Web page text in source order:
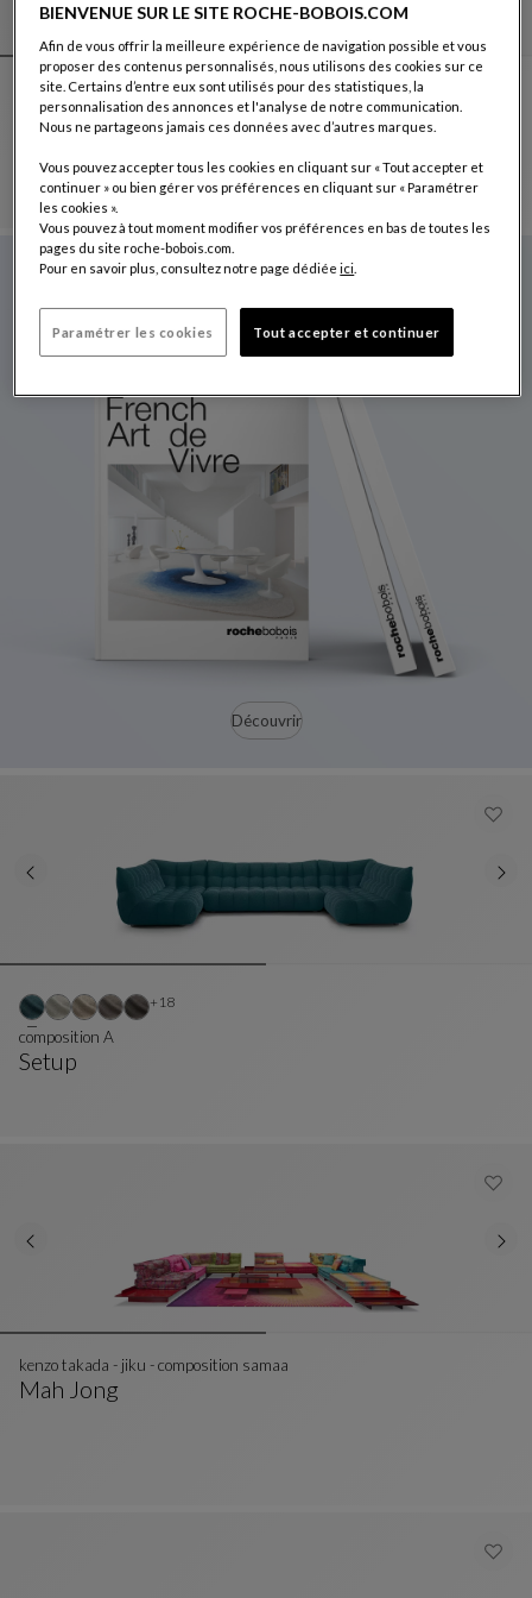
Grand Canapé 3 Places - Accoudoirs Bas
Voir La Description Complète
grand canapé 3 places - accoudoirs bas
+18Autres coloris : 18 couleurs disponibles
Découvrir
CATALOGUE 2026
Disponible dans tous nos magasins.
Setup
composition A
+18Autres coloris : 18 couleurs disponibles
Mah Jong
kenzo takada - jiku - composition samaa
BIENVENUE SUR LE SITE ROCHE-BOBOIS.COM
Afin de vous offrir la meilleure expérience de navigation possible et vous
proposer des contenus personnalisés, nous utilisons des cookies sur ce
site. Certains d’entre eux sont utilisés pour des statistiques, la
personnalisation des annonces et l'analyse de notre communication.
Nous ne partageons jamais ces données avec d’autres marques.
Vous pouvez accepter tous les cookies en cliquant sur « Tout accepter et
continuer » ou bien gérer vos préférences en cliquant sur « Paramétrer
les cookies ».
Vous pouvez à tout moment modifier vos préférences en bas de toutes les
pages du site roche-bobois.com.
Pour en savoir plus, consultez notre page dédiéeici.
Paramétrer les cookies Tout accepter et continuer